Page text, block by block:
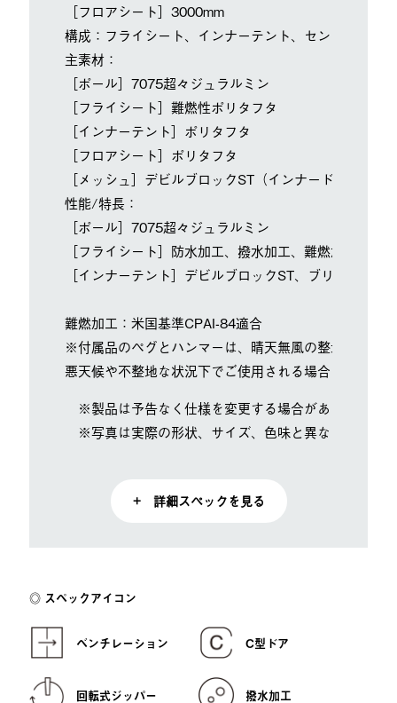
［フロアシート］3000mm
構成：フライシート、インナーテント、センターポー
主素材：
［ポール］7075超々ジュラルミン
［フライシート］難燃性ポリタフタ
［インナーテント］ポリタフタ
［フロアシート］ポリタフタ
［メッシュ］デビルブロックST（インナードア）
性能/特長：
［ポール］7075超々ジュラルミン
［フライシート］防水加工、撥水加工、難燃加工、
［インナーテント］デビルブロックST、ブリーザブ
難燃加工：米国基準CPAI-84適合
※付属品のペグとハンマーは、晴天無風の整地された
悪天候や不整地な状況下でご使用される場合は、状況
※製品は予告なく仕様を変更する場合があります。
※写真は実際の形状、サイズ、色味と異なる場合が
+ 詳細スペックを見る
スペックアイコン
ベンチレーション C型ドア
回転式ジッパー 撥水加工